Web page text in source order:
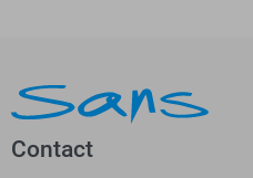
Contact